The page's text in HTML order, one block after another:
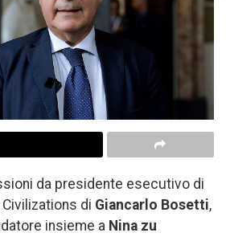
da presidente esecutivo di
di Giancarlo Bosetti,
insieme a Nina zu